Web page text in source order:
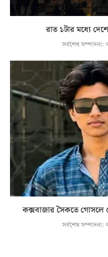
রাত ১টার মধ্যে
সর্বশেষ সম্পাদনা:
কক্সবাজার সৈকতে গোসলে
সর্বশেষ সম্পাদনা: